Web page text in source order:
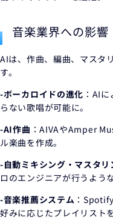
音楽業界への影響
AIは、作曲、編曲、マスタ
す。
-ボーカロイドの進化 ：AI
らない歌唱が可能に。
-AI作曲 ：AIVAやAmper
ル楽曲を作成。
-自動ミキシング・マスタリ
ロのエンジニアが行うよう
-音楽推薦システム ：
好みに応じたプレイリスト